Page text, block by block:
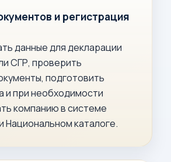
и регистрация
данные для декларации
СГР, проверить
подготовить
и при необходимости
компанию в системе
Национальном каталоге.